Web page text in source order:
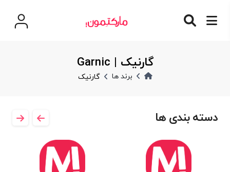
گارنیک | Garnic
برند ها گارنیک
دسته بندی ها